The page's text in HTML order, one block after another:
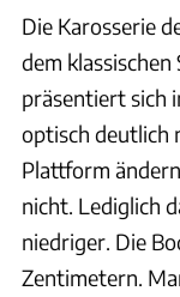
Die Karosserie
dem
präsentiert sich
optisch deutlich
Plattform
nicht. Lediglich
niedriger. Die
Zentimetern.